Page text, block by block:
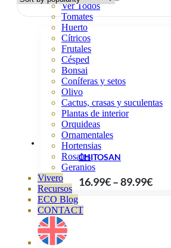
Ver Todos
Tomates
Huerto
Cítricos
Frutales
Césped
Bonsai
Coníferas y setos
Olivo
Cactus, crasas y suculentas
Plantas de interior
Orquideas
Ornamentales
Hortensias
Rosales
Geranios
Vivero
Recursos
ECO Blog
CONTACT
CHITOSAN
16.99€–89.99€Price